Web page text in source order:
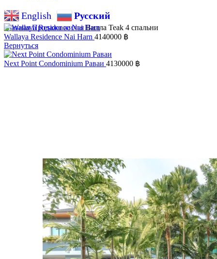
English Русский
ГлавнаяПродажа жильяВилла Teak 4 спальни
Wallaya Residence Nai Harn 4140000 ฿
Вернуться
Next Point Condominium Раваи 4130000 ฿